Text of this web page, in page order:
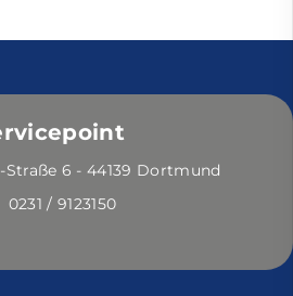
6 - 44139 Dortmund
0231 / 9123150